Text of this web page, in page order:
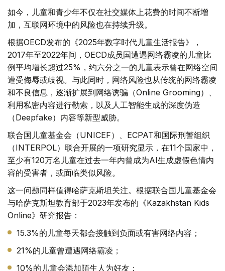
如今，儿童和青少年不仅在社交媒体上花费的时间不断增
加，互联网环境中的风险也在持续升级。
根据OECD发布的《2025年数字时代儿童生活报告》，
2017年至2022年间，OECD成员国遭遇网络霸凌的儿童比
例平均增长超过25%，约六分之一的儿童表示曾在网络空间
遭受侮辱或歧视。与此同时，网络风险也从传统的网络霸凌
和不良信息，逐渐扩展到网络诱骗（Online Grooming）、
利用私密内容进行勒索，以及人工智能生成的深度伪造
（Deepfake）内容等新型威胁。
联合国儿童基金会（UNICEF）、ECPAT和国际刑警组织
（INTERPOL）联合开展的一项研究显示，在11个国家中，
至少有120万名儿童在过去一年内曾成为AI生成虚假色情内
容的受害者，或面临类似风险。
这一问题同样值得哈萨克斯坦关注。根据联合国儿童基金会
与哈萨克斯坦教育部于2023年发布的《Kazakhstan Kids
Online》研究报告：
15.3%的儿童每天都会接触到负面或有害网络内容；
21%的儿童曾遭遇网络霸凌；
10%的儿童会添加陌生人为好友；